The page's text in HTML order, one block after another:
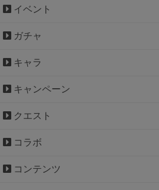
イベント
ガチャ
キャラ
キャンペーン
クエスト
コラボ
コンテンツ